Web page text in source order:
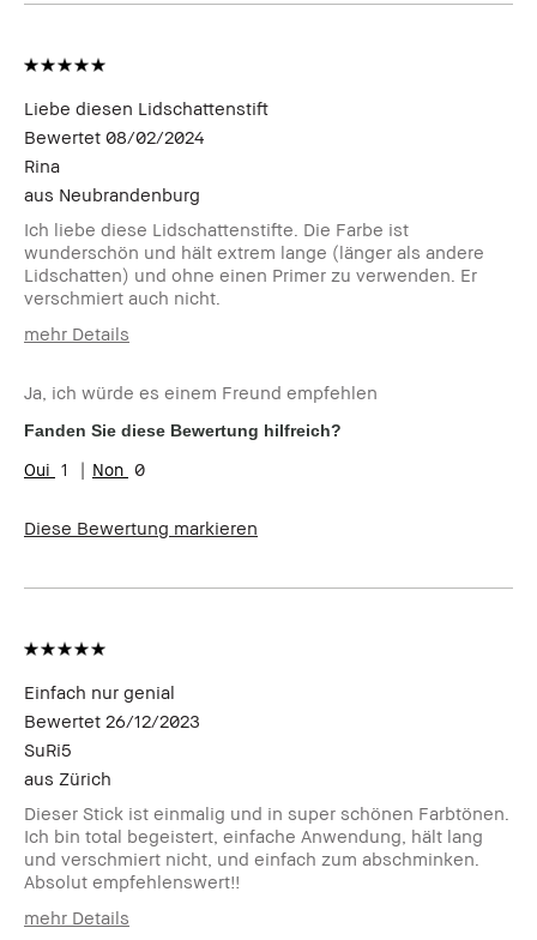
Liebe diesen Lidschattenstift
Bewertet 08/02/2024
Rina
aus Neubrandenburg
Ich liebe diese Lidschattenstifte. Die Farbe ist
wunderschön und hält extrem lange (länger als andere
Lidschatten) und ohne einen Primer zu verwenden. Er
verschmiert auch nicht.
mehr Details
Hauttyp
Trocken
Hautton
Sehr hell - Hell
Produktvorteile
Ja, ich würde es einem Freund empfehlen
Fanden Sie diese Bewertung hilfreich?
1 0
Diese Bewertung markieren
Einfach nur genial
Bewertet 26/12/2023
SuRi5
aus Zürich
Dieser Stick ist einmalig und in super schönen Farbtönen.
Ich bin total begeistert, einfache Anwendung, hält lang
und verschmiert nicht, und einfach zum abschminken.
Absolut empfehlenswert!!
mehr Details